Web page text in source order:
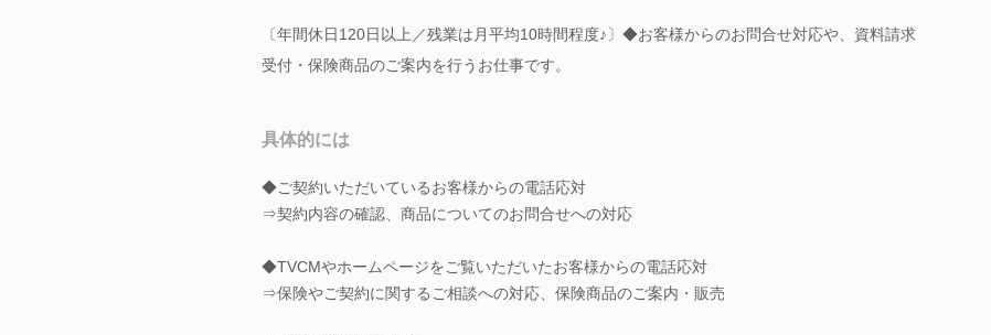
〔年間休日120日以上／残業は月平均10時間程度♪〕◆お客様からのお問合せ対応や、資料請求
受付・保険商品のご案内を行うお仕事です。
具体的には
◆ご契約いただいているお客様からの電話応対
⇒契約内容の確認、商品についてのお問合せへの対応
◆TVCMやホームページをご覧いただいたお客様からの電話応対
⇒保険やご契約に関するご相談への対応、保険商品のご案内・販売